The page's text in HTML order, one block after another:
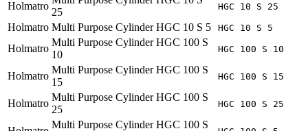
Holmatro
25
HGC 10 S 25
Holmatro Multi Purpose Cylinder HGC 10 S 5 HGC 10 S 5
Holmatro
Multi Purpose Cylinder HGC 100 S
10
HGC 100 S 10
Holmatro
Multi Purpose Cylinder HGC 100 S
15
HGC 100 S 15
Holmatro
Multi Purpose Cylinder HGC 100 S
25
HGC 100 S 25
Multi Purpose Cylinder HGC 100 S